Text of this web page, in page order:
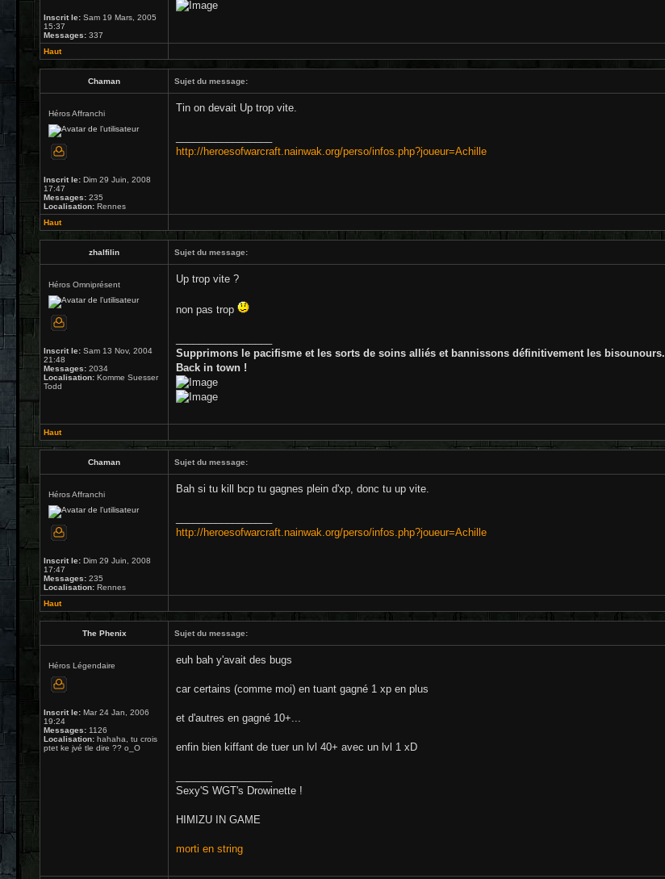
Inscrit le: Sam 19 Mars, 2005
15:37
Messages: 337
Haut
Chaman Sujet du message:
Héros Affranchi
Inscrit le: Dim 29 Juin, 2008
17:47
Messages: 235
Localisation: Rennes
Tin on devait Up trop vite.
http://heroesofwarcraft.nainwak.org/perso/infos.php?joueur=Achille
Haut
zhalfilin Sujet du message:
Héros Omniprésent
Inscrit le: Sam 13 Nov, 2004
21:48
Messages: 2034
Localisation: Komme Suesser
Todd
Up trop vite ?
non pas trop
Supprimons le pacifisme et les sorts de soins alliés et bannissons définitivement les bisounours.
Back in town !
Haut
Chaman Sujet du message:
Héros Affranchi
Inscrit le: Dim 29 Juin, 2008
17:47
Messages: 235
Localisation: Rennes
Bah si tu kill bcp tu gagnes plein d'xp, donc tu up vite.
http://heroesofwarcraft.nainwak.org/perso/infos.php?joueur=Achille
Haut
The Phenix Sujet du message:
Héros Légendaire
Inscrit le: Mar 24 Jan, 2006
19:24
Messages: 1126
Localisation: hahaha, tu crois
ptet ke jvé tle dire ?? o_O
euh bah y'avait des bugs
car certains (comme moi) en tuant gagné 1 xp en plus
et d'autres en gagné 10+...
enfin bien kiffant de tuer un lvl 40+ avec un lvl 1 xD
Sexy'S WGT's Drowinette !
HIMIZU IN GAME
morti en string